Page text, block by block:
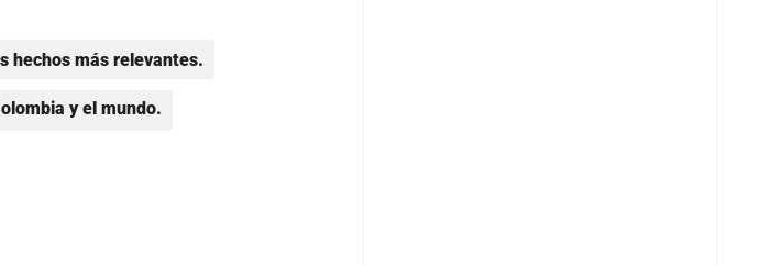
hechos más relevantes.
y el mundo.